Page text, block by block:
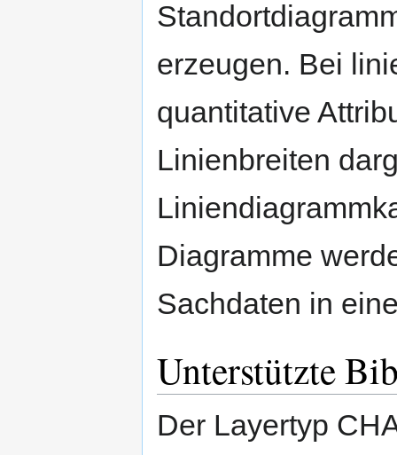
erzeugen. Bei
quantitative
Linienbreiten
Diagramme
Sachdaten in
Unterstützte
Der Layertyp